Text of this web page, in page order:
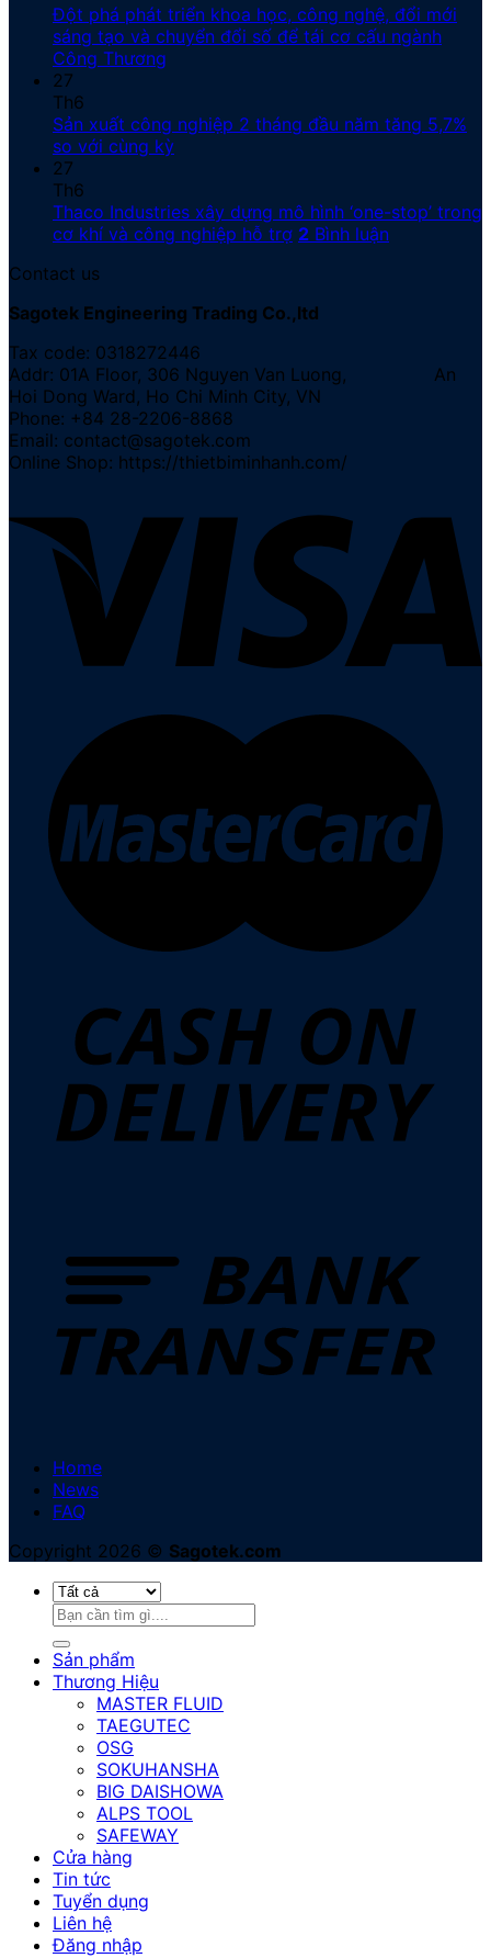
Đột phá phát triển khoa học, công nghệ, đổi mới
sáng tạo và chuyển đổi số để tái cơ cấu ngành
Công Thương
27
Th6
Sản xuất công nghiệp 2 tháng đầu năm tăng 5,7%
so với cùng kỳ
27
Th6
Thaco Industries xây dựng mô hình ‘one-stop’ trong
cơ khí và công nghiệp hỗ trợ 2 Bình luận
Contact us
Sagotek Engineering Trading Co.,ltd
Tax code: 0318272446
Addr: 01A Floor, 306 Nguyen Van Luong, An
Hoi Dong Ward, Ho Chi Minh City, VN
Phone: +84 28-2206-8868
Email: contact@sagotek.com
Online Shop: https://thietbiminhanh.com/
Home
News
FAQ
Copyright 2026 © Sagotek.com
Tìm
Sản phẩm
Thương Hiệu
MASTER FLUID
TAEGUTEC
OSG
SOKUHANSHA
BIG DAISHOWA
ALPS TOOL
SAFEWAY
Cửa hàng
Tin tức
Tuyển dụng
Liên hệ
Đăng nhập